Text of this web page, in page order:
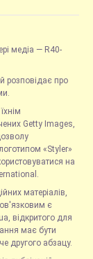
медіа — R40-
розповідає про
Getty Images,
«Styler»
на
матеріалів,
є
відкритого для
має бути
другого абзацу.